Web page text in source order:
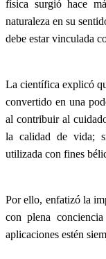
física surgió hace
naturaleza en su
debe estar vinculada
La científica explicó
convertido en una
al contribuir al
la calidad de vida;
utilizada con fines
Por ello, enfatizó la
con plena
aplicaciones estén